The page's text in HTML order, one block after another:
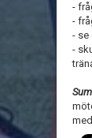
-
-
- se
-